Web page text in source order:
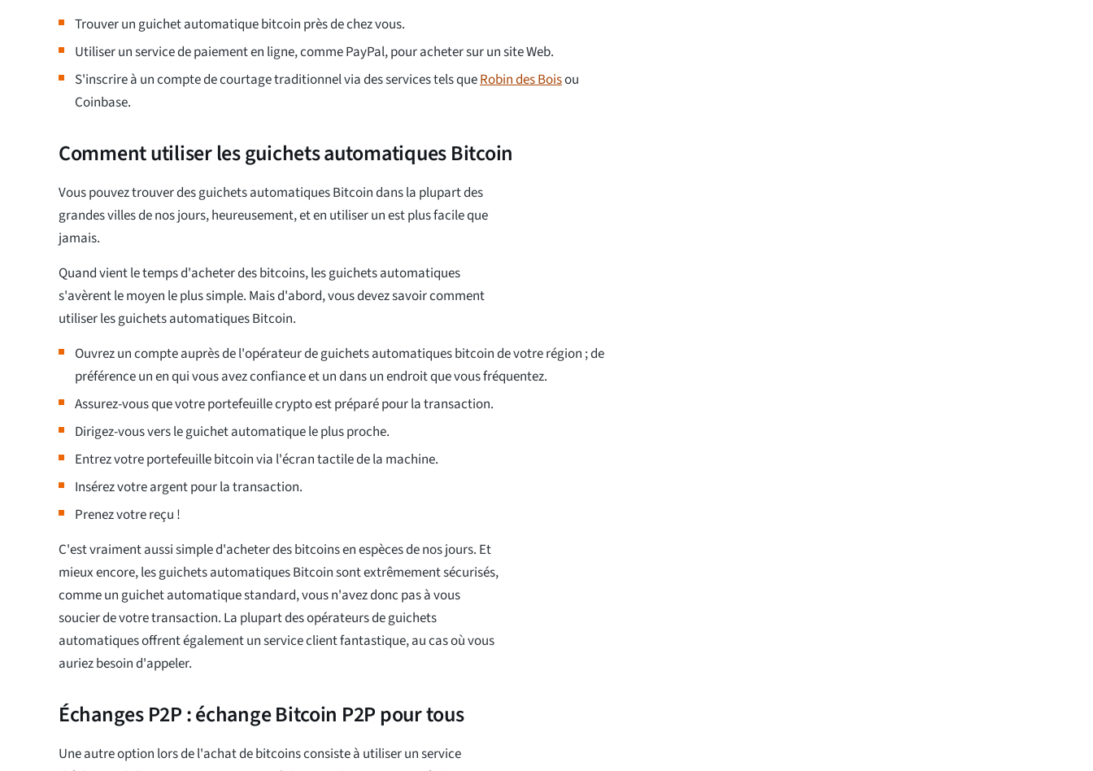
Trouver un guichet automatique bitcoin près de chez vous.
Utiliser un service de paiement en ligne, comme PayPal, pour acheter sur un site Web.
S'inscrire à un compte de courtage traditionnel via des services tels queRobin des Boisou
Coinbase.
Comment utiliser les guichets automatiques Bitcoin
Vous pouvez trouver des guichets automatiques Bitcoin dans la plupart des
grandes villes de nos jours, heureusement, et en utiliser un est plus facile que
jamais.
Quand vient le temps d'acheter des bitcoins, les guichets automatiques
s'avèrent le moyen le plus simple. Mais d'abord, vous devez savoir comment
utiliser les guichets automatiques Bitcoin.
Ouvrez un compte auprès de l'opérateur de guichets automatiques bitcoin de votre région ; de
préférence un en qui vous avez confiance et un dans un endroit que vous fréquentez.
Assurez-vous que votre portefeuille crypto est préparé pour la transaction.
Dirigez-vous vers le guichet automatique le plus proche.
Entrez votre portefeuille bitcoin via l'écran tactile de la machine.
Insérez votre argent pour la transaction.
Prenez votre reçu !
C'est vraiment aussi simple d'acheter des bitcoins en espèces de nos jours. Et
mieux encore, les guichets automatiques Bitcoin sont extrêmement sécurisés,
comme un guichet automatique standard, vous n'avez donc pas à vous
soucier de votre transaction. La plupart des opérateurs de guichets
automatiques offrent également un service client fantastique, au cas où vous
auriez besoin d'appeler.
Échanges P2P : échange Bitcoin P2P pour tous
Une autre option lors de l'achat de bitcoins consiste à utiliser un service